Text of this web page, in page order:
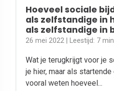
Hoeveel sociale
als zelfstandige in
als zelfstandige in
26 mei 2022 | Leestijd: 7
Wat je terugkrijgt voor je
je hier, maar als
vooral weten hoeveel...